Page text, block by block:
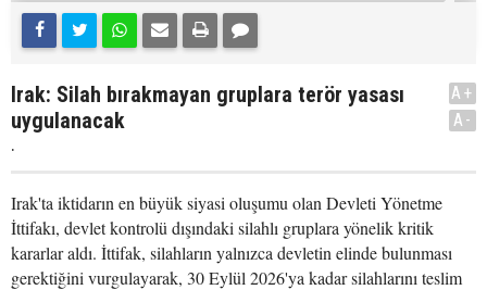
Irak: Silah bırakmayan gruplara terör yasası
uygulanacak
.
A+
A-
Irak'ta iktidarın en büyük siyasi oluşumu olan Devleti Yönetme
İttifakı, devlet kontrolü dışındaki silahlı gruplara yönelik kritik
kararlar aldı. İttifak, silahların yalnızca devletin elinde bulunması
gerektiğini vurgulayarak, 30 Eylül 2026'ya kadar silahlarını teslim